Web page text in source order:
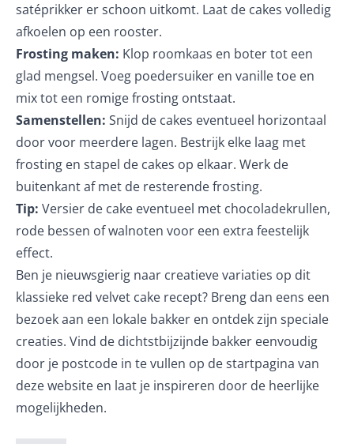
satéprikker er schoon uitkomt. Laat de cakes volledig
afkoelen op een rooster.
Frosting maken: Klop roomkaas en boter tot een
glad mengsel. Voeg poedersuiker en vanille toe en
mix tot een romige frosting ontstaat.
Samenstellen: Snijd de cakes eventueel horizontaal
door voor meerdere lagen. Bestrijk elke laag met
frosting en stapel de cakes op elkaar. Werk de
buitenkant af met de resterende frosting.
Tip: Versier de cake eventueel met chocoladekrullen,
rode bessen of walnoten voor een extra feestelijk
effect.
Ben je nieuwsgierig naar creatieve variaties op dit
klassieke red velvet cake recept? Breng dan eens een
bezoek aan een lokale bakker en ontdek zijn speciale
creaties. Vind de dichtstbijzijnde bakker eenvoudig
door je postcode in te vullen op de startpagina van
deze website en laat je inspireren door de heerlijke
mogelijkheden.